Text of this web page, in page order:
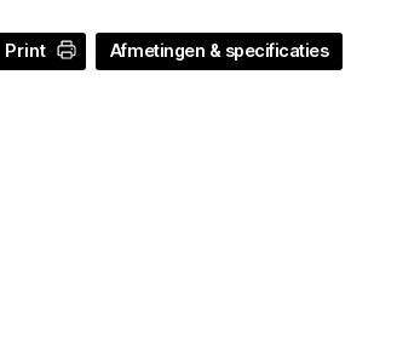
Print Afmetingen & specificaties